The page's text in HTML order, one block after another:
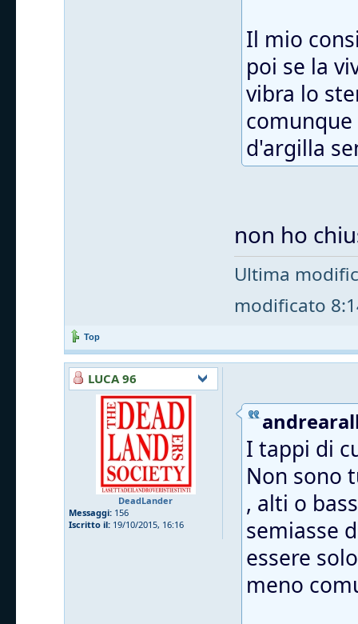
Il mio
poi se la
vibra lo
d'argilla
non ho
Ultima
modificato
Top
LUCA 96
DeadLander
Messaggi: 156
Iscritto il: 19/10/2015, 16:16
I tappi di
Non sono
, alti o
semiasse
essere
meno